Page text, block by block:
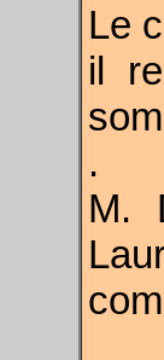
Le
il
.
M.